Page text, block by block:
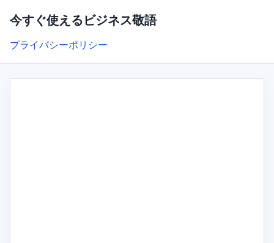
今すぐ使えるビジネス敬語
プライバシーポリシー